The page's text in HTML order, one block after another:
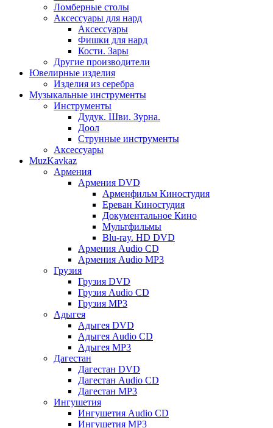
Ломберные столы
Аксессуары для нард
Аксессуары
Фишки для нард
Кости. Зары
Другие производители
Ювелирные изделия
Изделия из серебра
Музыкальные инструменты
Инструменты
Дудук. Шви. Зурна.
Доол
Струнные инструменты
Аксессуары
MuzKavkaz
Армения
Армения DVD
Арменфильм Киностудия
Ереван Киностудия
Документальное Кино
Мультфильмы
Blu-ray. HD DVD
Армения Audio CD
Армения Audio MP3
Грузия
Грузия DVD
Грузия Audio CD
Грузия MP3
Адыгея
Адыгея DVD
Адыгея Audio CD
Адыгея MP3
Дагестан
Дагестан DVD
Дагестан Audio CD
Дагестан MP3
Ингушетия
Ингушетия Audio CD
Ингушетия MP3